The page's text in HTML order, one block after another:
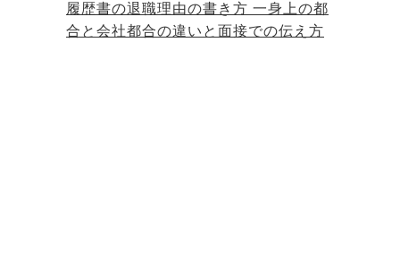
履歴書の退職理由の書き方 一身上の都
合と会社都合の違いと面接での伝え方